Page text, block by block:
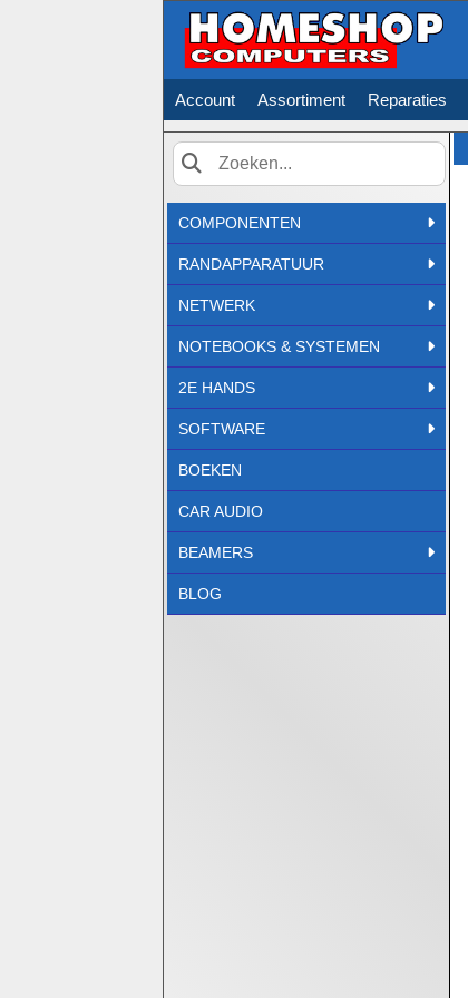
Account Assortiment Reparaties
Zoek
COMPONENTEN
RANDAPPARATUUR
NETWERK
NOTEBOOKS & SYSTEMEN
2E HANDS
SOFTWARE
BOEKEN
CAR AUDIO
BEAMERS
BLOG